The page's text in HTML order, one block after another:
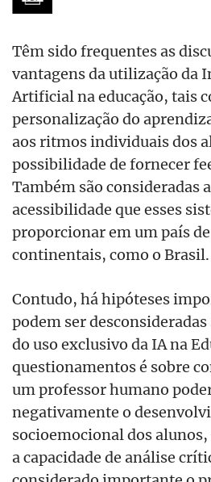
Têm sido frequentes as
vantagens da utilização da
Artificial na educação, tais
personalização do
aos ritmos individuais dos
possibilidade de fornecer
Também são consideradas
acessibilidade que esses
proporcionar em um país
continentais, como o Brasil.
Contudo, háhipóteses
podem ser
do uso exclusivo da IA na
questionamentos é sobre
um professor humano
negativamente o
socioemocional dos
a capacidade de análise crí